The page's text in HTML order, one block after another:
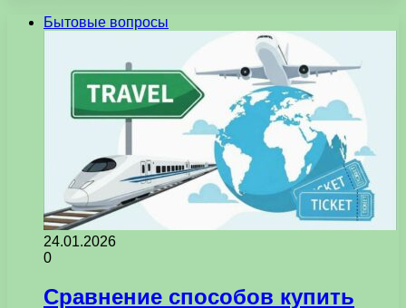
Бытовые вопросы
24.01.2026
0
Сравнение способов купить